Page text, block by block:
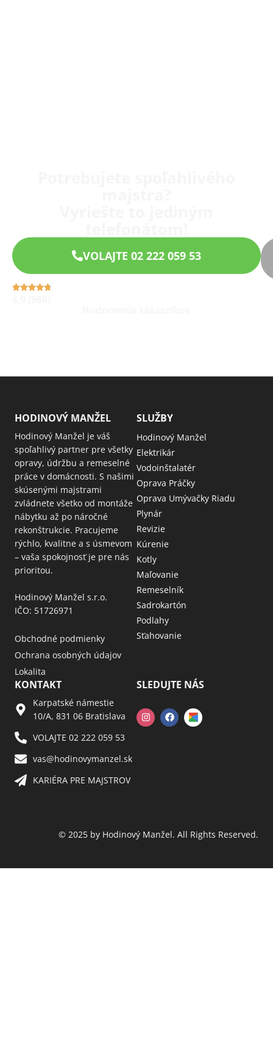
VOLAJTE 02 222 059 53
HODINOVÝ MANŽEL
Hodinový Manžel je váš
spoľahlivý partner pre všetky
opravy, údržbu a remeselné
práce v domácnosti. S našimi
skúsenými majstrami
zvládnete všetko od montáže
nábytku až po náročné
rekonštrukcie. Pracujeme
rýchlo, kvalitne a s úsmevom
– vaša spokojnosť je pre nás
prioritou.
Hodinový Manžel s.r.o.
IČO: 51726971
Obchodné podmienky
Ochrana osobných údajov
Lokalita
SLUŽBY
Hodinový Manžel
Elektrikár
Vodoinštalatér
Oprava Práčky
Oprava Umývačky Riadu
Plynár
Revizie
Kúrenie
Kotly
Maľovanie
Remeselník
Sadrokartón
Podlahy
Sťahovanie
KONTAKT
Karpatské námestie
10/A, 831 06 Bratislava
VOLAJTE 02 222 059 53​
vas@hodinovymanzel.sk​
KARIÉRA PRE MAJSTROV​
SLEDUJTE NÁS
© 2025 by Hodinový Manžel. All Rights Reserved.